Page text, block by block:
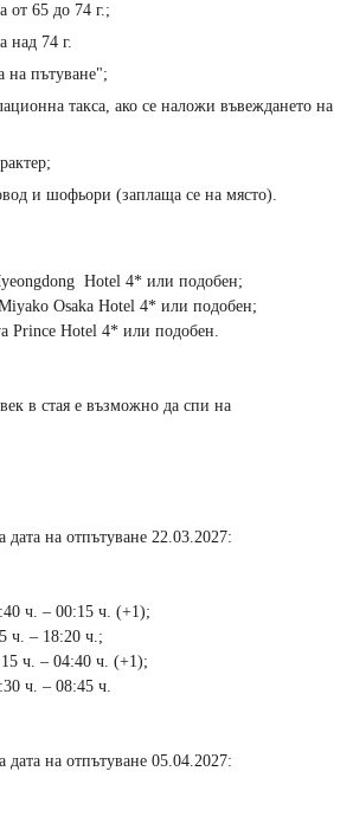
от 65 до 74 г.;
над 74 г.
на пътуване";
такса, ако се наложи въвеждането на
и шофьори (заплаща се на място).
Hotel 4* или подобен;
Osaka Hotel 4* или подобен;
Prince Hotel 4* или подобен.
в стая е възможно да спи на
дата на отпътуване 22.03.2027:
ч. – 00:15 ч. (+1);
ч. – 18:20 ч.;
ч. – 04:40 ч. (+1);
ч. – 08:45 ч.
дата на отпътуване 05.04.2027: